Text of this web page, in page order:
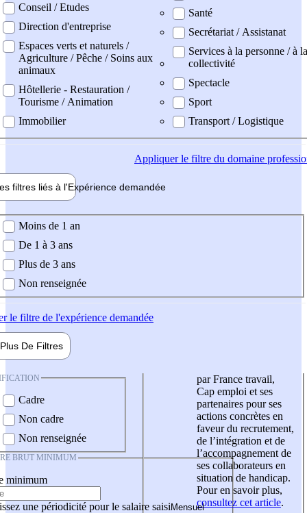
Conseil / Etudes
Direction d'entreprise
Espaces verts et naturels /
Agriculture / Pêche / Soins aux
animaux
Hôtellerie - Restauration /
Tourisme / Animation
Immobilier
Santé
Secrétariat / Assistanat
Services à la personne / à la
collectivité
Spectacle
Sport
Transport / Logistique
Appliquerle filtre du domaine
filtres liés à l'Expérience demandée
demandée
Moins de 1 an
De 1 à 3 ans
Plus de 3 ans
Non renseignée
le filtre de l'expérience demandée
Plus De Filtres
Cadre
Non cadre
Non renseignée
BRUT MINIMUM
minimum
une périodicité pour le salaire saisi
par France travail,
Cap emploi et ses
partenaires pour ses
actions concrètes en
faveur du recrutement,
de l’intégration et de
l’accompagnement de
ses collaborateurs en
situation de handicap.
Pour en savoir plus,
consultez cet article.